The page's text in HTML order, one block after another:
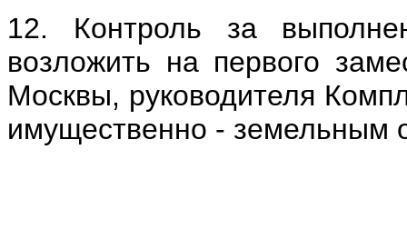
12. Контроль за
возложить на первого
Москвы, руководителя
имущественно - земельным